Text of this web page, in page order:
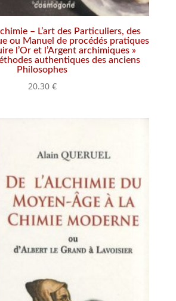
– L’art des Particuliers, des
ou Manuel de procédés pratiques
l’Or et l’Argent archimiques »
authentiques des anciens
Philosophes
20.30 €